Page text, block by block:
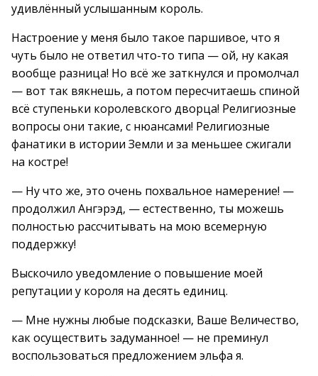
удивлённый услышанным король.
Настроение у меня было такое паршивое, что я
чуть было не ответил что-то типа — ой, ну какая
вообще разница! Но всё же заткнулся и промолчал
— вот так вякнешь, а потом пересчитаешь спиной
всё ступеньки королевского дворца! Религиозные
вопросы они такие, с нюансами! Религиозные
фанатики в истории Земли и за меньшее сжигали
на костре!
— Ну что же, это очень похвальное намерение! —
продолжил Ангэрэд, — естественно, ты можешь
полностью рассчитывать на мою всемерную
поддержку!
Выскочило уведомление о повышение моей
репутации у короля на десять единиц.
— Мне нужны любые подсказки, Ваше Величество,
как осуществить задуманное! — не преминул
воспользоваться предложением эльфа я.